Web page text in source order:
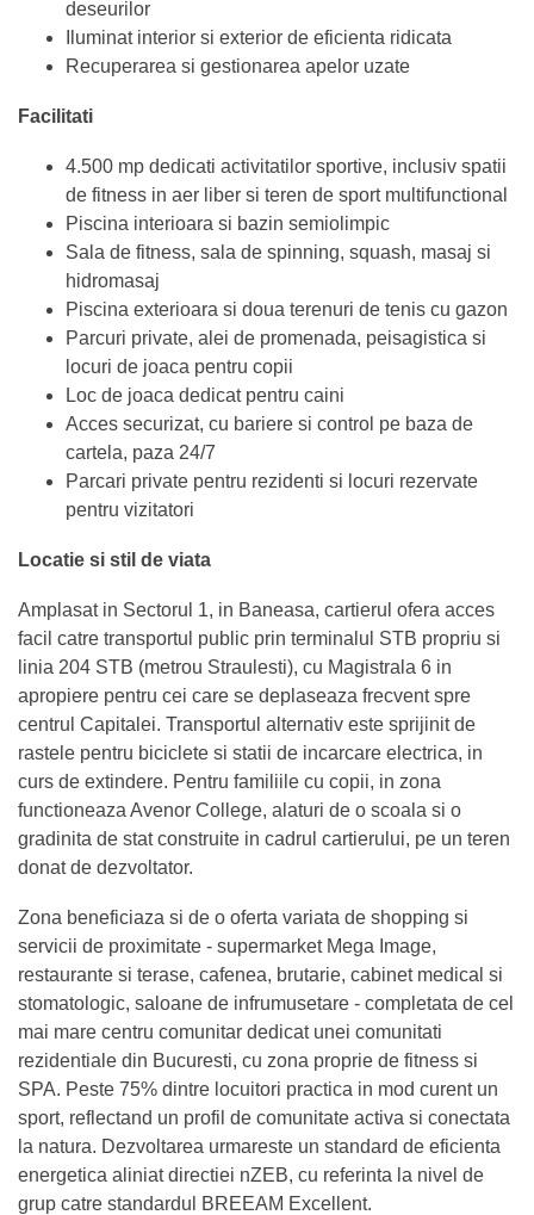
deseurilor
Iluminat interior si exterior de eficienta ridicata
Recuperarea si gestionarea apelor uzate
Facilitati
4.500 mp dedicati activitatilor sportive, inclusiv spatii
de fitness in aer liber si teren de sport multifunctional
Piscina interioara si bazin semiolimpic
Sala de fitness, sala de spinning, squash, masaj si
hidromasaj
Piscina exterioara si doua terenuri de tenis cu gazon
Parcuri private, alei de promenada, peisagistica si
locuri de joaca pentru copii
Loc de joaca dedicat pentru caini
Acces securizat, cu bariere si control pe baza de
cartela, paza 24/7
Parcari private pentru rezidenti si locuri rezervate
pentru vizitatori
Locatie si stil de viata
Amplasat in Sectorul 1, in Baneasa, cartierul ofera acces
facil catre transportul public prin terminalul STB propriu si
linia 204 STB (metrou Straulesti), cu Magistrala 6 in
apropiere pentru cei care se deplaseaza frecvent spre
centrul Capitalei. Transportul alternativ este sprijinit de
rastele pentru biciclete si statii de incarcare electrica, in
curs de extindere. Pentru familiile cu copii, in zona
functioneaza Avenor College, alaturi de o scoala si o
gradinita de stat construite in cadrul cartierului, pe un teren
donat de dezvoltator.
Zona beneficiaza si de o oferta variata de shopping si
servicii de proximitate - supermarket Mega Image,
restaurante si terase, cafenea, brutarie, cabinet medical si
stomatologic, saloane de infrumusetare - completata de cel
mai mare centru comunitar dedicat unei comunitati
rezidentiale din Bucuresti, cu zona proprie de fitness si
SPA. Peste 75% dintre locuitori practica in mod curent un
sport, reflectand un profil de comunitate activa si conectata
la natura. Dezvoltarea urmareste un standard de eficienta
energetica aliniat directiei nZEB, cu referinta la nivel de
grup catre standardul BREEAM Excellent.